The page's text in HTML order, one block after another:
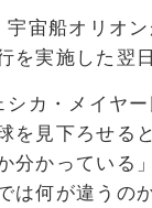
宇宙船オリオ
を実施した翌
カ・メイヤ
を見下ろせる
分かっている
は何が違うの